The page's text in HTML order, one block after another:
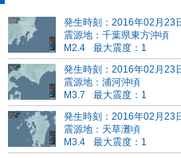
発生時刻：2016年02月23
震源地：千葉県東方沖頃
M2.4
最大震度：1
発生時刻：2016年02月23
震源地：浦河沖頃
M3.7
最大震度：1
発生時刻：2016年02月23
震源地：天草灘頃
M3.4
最大震度：1